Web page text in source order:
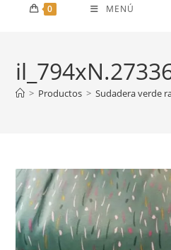
0 MENÚ
> Productos > Sudadera verde